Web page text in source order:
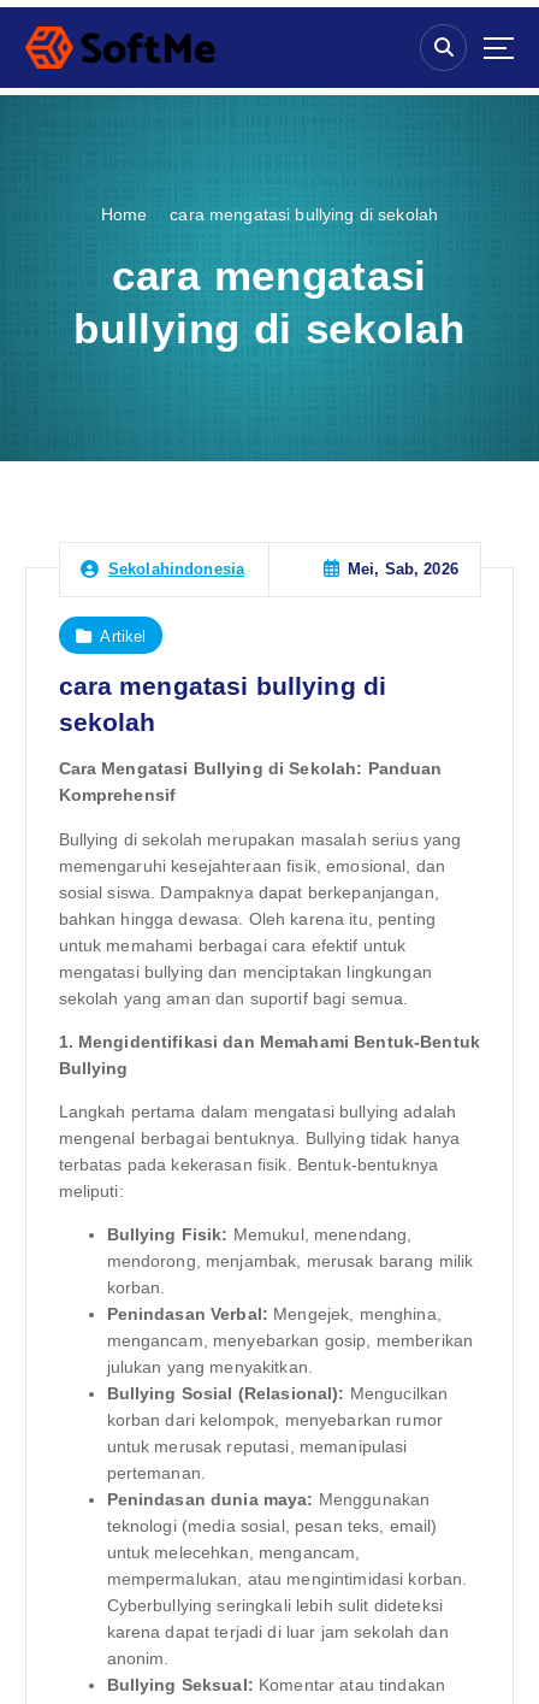
S
p
Home cara mengatasi bullying di sekolah
cara mengatasi
bullying di sekolah
Sekolahindonesia Mei, Sab, 2026
Artikel
cara mengatasi bullying di
sekolah
Cara Mengatasi Bullying di Sekolah: Panduan
Komprehensif
Bullying di sekolah merupakan masalah serius yang
memengaruhi kesejahteraan fisik, emosional, dan
sosial siswa. Dampaknya dapat berkepanjangan,
bahkan hingga dewasa. Oleh karena itu, penting
untuk memahami berbagai cara efektif untuk
mengatasi bullying dan menciptakan lingkungan
sekolah yang aman dan suportif bagi semua.
1. Mengidentifikasi dan Memahami Bentuk-Bentuk
Bullying
Langkah pertama dalam mengatasi bullying adalah
mengenal berbagai bentuknya. Bullying tidak hanya
terbatas pada kekerasan fisik. Bentuk-bentuknya
meliputi:
Bullying Fisik: Memukul, menendang,
mendorong, menjambak, merusak barang milik
korban.
Penindasan Verbal: Mengejek, menghina,
mengancam, menyebarkan gosip, memberikan
julukan yang menyakitkan.
Bullying Sosial (Relasional): Mengucilkan
korban dari kelompok, menyebarkan rumor
untuk merusak reputasi, memanipulasi
pertemanan.
Penindasan dunia maya: Menggunakan
teknologi (media sosial, pesan teks, email)
untuk melecehkan, mengancam,
mempermalukan, atau mengintimidasi korban.
Cyberbullying seringkali lebih sulit dideteksi
karena dapat terjadi di luar jam sekolah dan
anonim.
Bullying Seksual: Komentar atau tindakan